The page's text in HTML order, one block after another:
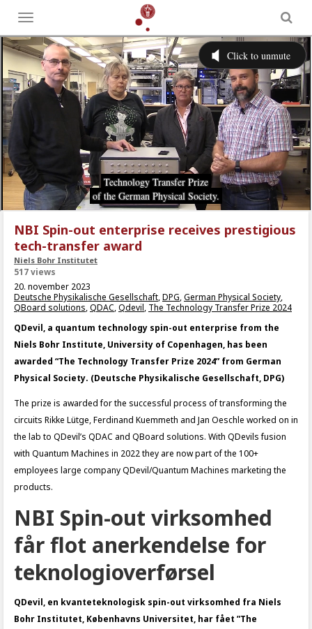
Toggle
menu
NBI Spin-out enterprise receives prestigious
tech-transfer award
Niels Bohr Institutet
517 views
20. november 2023
Deutsche Physikalische Gesellschaft,DPG,German Physical Society,
QBoard solutions,QDAC,Qdevil, The Technology Transfer Prize 2024
QDevil, a quantum technology spin-out enterprise from the
Niels Bohr Institute, University of Copenhagen, has been
awarded “The Technology Transfer Prize 2024” from German
Physical Society. (Deutsche Physikalische Gesellschaft, DPG)
The prize is awarded for the successful process of transforming the
circuits Rikke Lütge, Ferdinand Kuemmeth and Jan Oeschle worked on in
the lab to QDevil’s QDAC and QBoard solutions. With QDevils fusion
with Quantum Machines in 2022 they are now part of the 100+
employees large company QDevil/Quantum Machines marketing the
products.
NBI Spin-out virksomhed
får flot anerkendelse for
teknologioverførsel
QDevil, en kvanteteknologisk spin-out virksomhed fra Niels
Bohr Institutet, Københavns Universitet, har fået ”The